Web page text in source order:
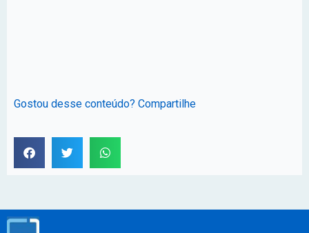
Gostou desse conteúdo? Compartilhe